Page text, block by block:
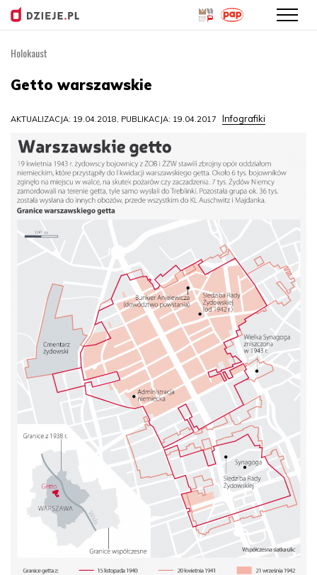
Holokaust
Getto warszawskie
AKTUALIZACJA: 19.04.2018, PUBLIKACJA: 19.04.2017 Infografiki